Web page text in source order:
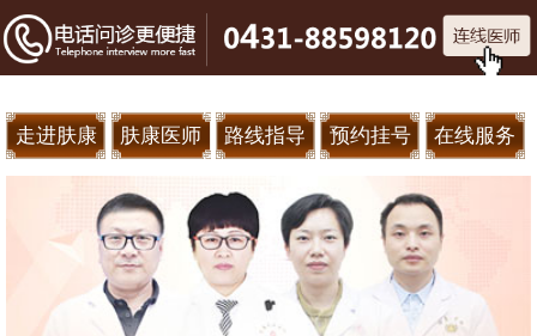
走进肤康 肤康医师 路线指导 预约挂号 在线服务